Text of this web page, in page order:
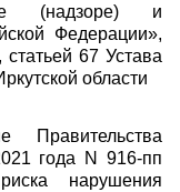
(надзоре) и
Федерации»,
статьей 67 Устава
области
Правительства
года N 916-пп
нарушения